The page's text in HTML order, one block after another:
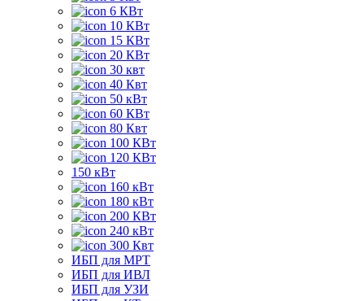
6 КВт
10 КВт
15 КВт
20 КВт
30 квт
40 Квт
50 кВт
60 КВт
80 Квт
100 КВт
120 КВт
150 кВт
160 кВт
180 кВт
200 КВт
240 кВт
300 Квт
ИБП для МРТ
ИБП для ИВЛ
ИБП для УЗИ